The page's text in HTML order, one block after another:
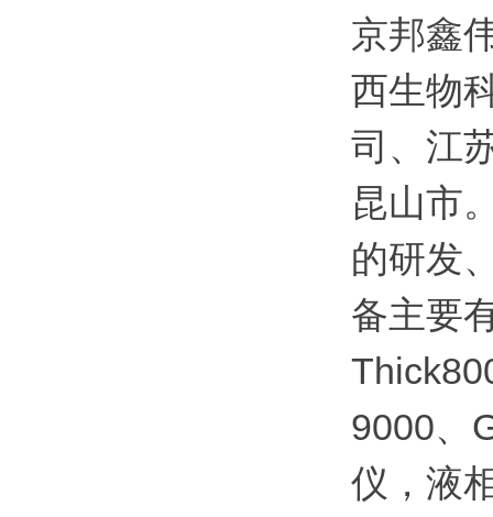
京邦鑫
西生物
司、江
昆山市
的研发
备主要
9000、
仪，液